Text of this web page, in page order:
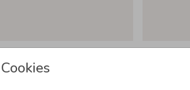
Cookies